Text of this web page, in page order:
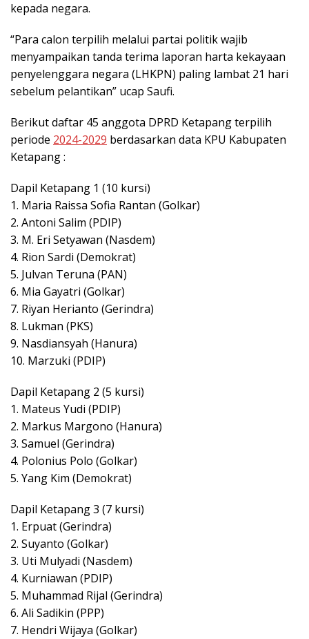
kepada negara.
“Para calon terpilih melalui partai politik wajib
menyampaikan tanda terima laporan harta kekayaan
penyelenggara negara (LHKPN) paling lambat 21 hari
sebelum pelantikan” ucap Saufi.
Berikut daftar 45 anggota DPRD Ketapang terpilih
periode 2024-2029 berdasarkan data KPU Kabupaten
Ketapang :
Dapil Ketapang 1 (10 kursi)
1. Maria Raissa Sofia Rantan (Golkar)
2. Antoni Salim (PDIP)
3. M. Eri Setyawan (Nasdem)
4. Rion Sardi (Demokrat)
5. Julvan Teruna (PAN)
6. Mia Gayatri (Golkar)
7. Riyan Herianto (Gerindra)
8. Lukman (PKS)
9. Nasdiansyah (Hanura)
10. Marzuki (PDIP)
Dapil Ketapang 2 (5 kursi)
1. Mateus Yudi (PDIP)
2. Markus Margono (Hanura)
3. Samuel (Gerindra)
4. Polonius Polo (Golkar)
5. Yang Kim (Demokrat)
Dapil Ketapang 3 (7 kursi)
1. Erpuat (Gerindra)
2. Suyanto (Golkar)
3. Uti Mulyadi (Nasdem)
4. Kurniawan (PDIP)
5. Muhammad Rijal (Gerindra)
6. Ali Sadikin (PPP)
7. Hendri Wijaya (Golkar)